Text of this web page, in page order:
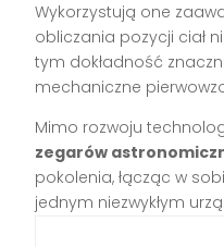
Wykorzystują one
obliczania pozycji ciał
tym dokładność
mechaniczne
Mimo rozwoju
zegarów
pokolenia, łącząc w
jednym niezwykłym